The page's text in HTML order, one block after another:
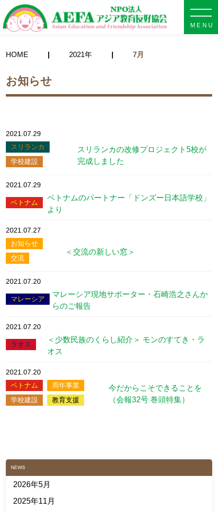
HOME 2021年 7月
お知らせ
2021.07.29
スリランカ
学校建設
スリランカの改修プロジェクト5校が
完成しました
2021.07.29
ベトナム
ベトナムのパートナー「ドンズー日本語学校」
より
2021.07.27
お知らせ
交流
＜交流の新しい窓＞
2021.07.20
マレーシア
マレーシア現地サポーター・石崎浩之さんか
らのご報告
2021.07.20
ラオス
＜少数民族のくらし紹介＞ モンのすてき・ラ
オス
2021.07.20
ベトナム
周年事業
学校建設
教育⽀援
今だからこそできることを
（会報32号 巻頭特集）
NEWS
2026年5月
2025年11月